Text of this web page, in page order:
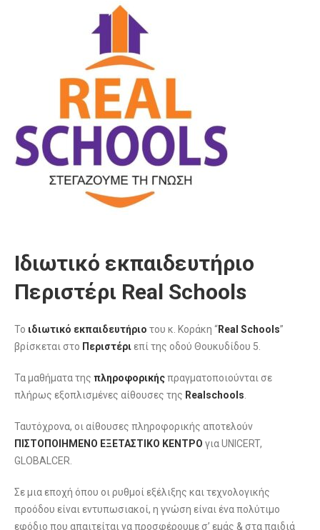
Ιδιωτικό εκπαιδευτήριο
Περιστέρι Real Schools
Το ιδιωτικό εκπαιδευτήριο του κ. Κοράκη “Real Schools”
βρίσκεται στο Περιστέρι επί της οδού Θουκυδίδου 5.
Τα μαθήματα της πληροφορικήςπραγματοποιούνται σε
πλήρως εξοπλισμένες αίθουσες της Realschools.
Ταυτόχρονα, οι αίθουσες πληροφορικής αποτελούν
ΠΙΣΤΟΠΟΙΗΜΕΝΟ ΕΞΕΤΑΣΤΙΚΟ ΚΕΝΤΡΟ για UNICERT,
GLOBALCER.
Σε μια εποχή όπου οι ρυθμοί εξέλιξης και τεχνολογικής
προόδου είναι εντυπωσιακοί, η γνώση είναι ένα πολύτιμο
εφόδιο που απαιτείται να προσφέρουμε σ’ εμάς & στα παιδιά